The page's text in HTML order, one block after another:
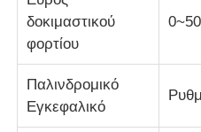
δοκιμαστικού
φορτίου
Παλινδρομικό
Εγκεφαλικό